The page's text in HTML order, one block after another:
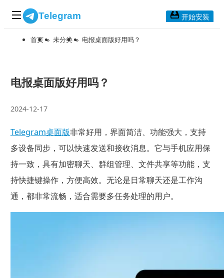
Telegram
应用下载
Telegram Mac版
Telegram安卓版
Telegram Web版
开始安装
首页 » 未分类 » 电报桌面版好用吗？
电报桌面版好用吗？
2024-12-17
Telegram桌面版非常好用，界面简洁、功能强大，支持
多设备同步，可以快速发送和接收消息。它与手机应用保
持一致，具有加密聊天、群组管理、文件共享等功能，支
持快捷键操作，方便高效。无论是日常聊天还是工作沟
通，都非常流畅，适合需要多任务处理的用户。